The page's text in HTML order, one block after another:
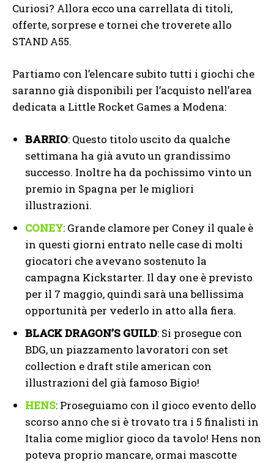
Curiosi? Allora ecco una carrellata di titoli,
offerte, sorprese e tornei che troverete allo
STAND A55.
Partiamo con l’elencare subito tutti i giochi che
saranno già disponibili per l’acquisto nell’area
dedicata a Little Rocket Games a Modena:
BARRIO: Questo titolo uscito da qualche
settimana ha già avuto un grandissimo
successo. Inoltre ha da pochissimo vinto un
premio in Spagna per le migliori
illustrazioni.
CONEY: Grande clamore per Coney il quale è
in questi giorni entrato nelle case di molti
giocatori che avevano sostenuto la
campagna Kickstarter. Il day one è previsto
per il 7 maggio, quindi sarà una bellissima
opportunità per vederlo in atto alla fiera.
BLACK DRAGON’S GUILD: Si prosegue con
BDG, un piazzamento lavoratori con set
collection e draft stile american con
illustrazioni del già famoso Bigio!
HENS: Proseguiamo con il gioco evento dello
scorso anno che si è trovato tra i 5 finalisti in
Italia come miglior gioco da tavolo! Hens non
poteva proprio mancare, ormai mascotte